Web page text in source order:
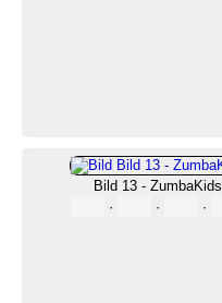
Bild 13 - ZumbaKids
·
· ·